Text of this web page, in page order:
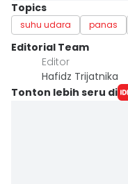
Topics
suhu udara panas
Editorial Team
Editor
Hafidz Trijatnika
Tonton lebih seru di